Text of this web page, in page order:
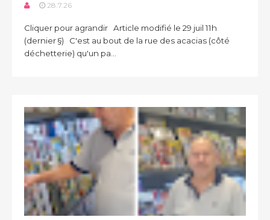
28.7.26
Cliquer pour agrandir Article modifié le 29 juil 11h
(dernier §) C'est au bout de la rue des acacias (côté
déchetterie) qu'un pa...